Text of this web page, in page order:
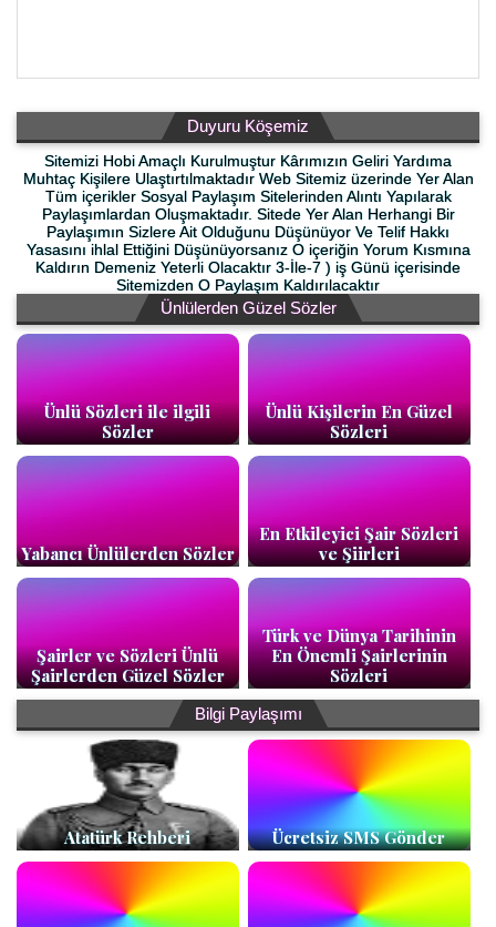
Duyuru Köşemiz
Sitemizi Hobi Amaçlı Kurulmuştur Kârımızın Geliri Yardıma
Muhtaç Kişilere Ulaştırtılmaktadır Web Sitemiz üzerinde Yer Alan
Tüm içerikler Sosyal Paylaşım Sitelerinden Alıntı Yapılarak
Paylaşımlardan Oluşmaktadır. Sitede Yer Alan Herhangi Bir
Paylaşımın Sizlere Ait Olduğunu Düşünüyor Ve Telif Hakkı
Yasasını ihlal Ettiğini Düşünüyorsanız O içeriğin Yorum Kısmına
Kaldırın Demeniz Yeterli Olacaktır 3-İle-7 ) iş Günü içerisinde
Sitemizden O Paylaşım Kaldırılacaktır
Ünlülerden Güzel Sözler
Ünlü Sözleri ile ilgili
Sözler
Ünlü Kişilerin En Güzel
Sözleri
Yabancı Ünlülerden Sözler
En Etkileyici Şair Sözleri
ve Şiirleri
Şairler ve Sözleri Ünlü
Şairlerden Güzel Sözler
Türk ve Dünya Tarihinin
En Önemli Şairlerinin
Sözleri
Bilgi Paylaşımı
Atatürk Rehberi Ücretsiz SMS Gönder